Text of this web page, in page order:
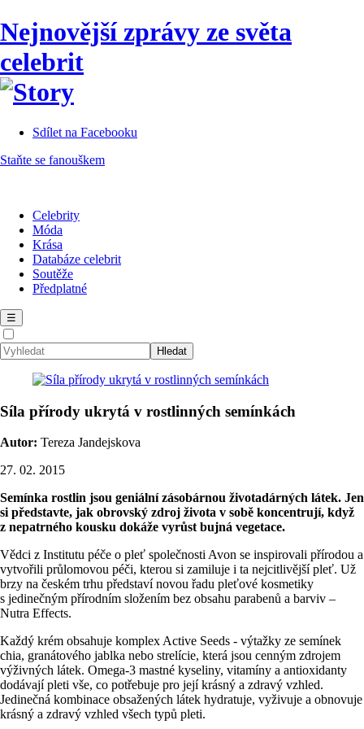
Nejnovější zprávy ze světa
celebrit
Sdílet na Facebooku
Staňte se fanouškem
Celebrity
Móda
Krása
Databáze celebrit
Soutěže
Předplatné
☰
Síla přírody ukrytá v rostlinných semínkách
Autor: Tereza Jandejskova
27. 02. 2015
Semínka rostlin jsou geniální zásobárnou životadárných látek. Jen
si představte, jak obrovský zdroj života v sobě koncentrují, když
z nepatrného kousku dokáže vyrůst bujná vegetace.
Vědci z Institutu péče o pleť společnosti Avon se inspirovali přírodou a
vytvořili průlomovou péči, kterou si zamiluje i ta nejcitlivější pleť. Už
brzy na českém trhu představí novou řadu pleťové kosmetiky
s jedinečným přírodním složením bez obsahu parabenů a barviv –
Nutra Effects.
Každý krém obsahuje komplex Active Seeds - výtažky ze semínek
chia, granátového jablka nebo strelície, která jsou cenným zdrojem
výživných látek. Omega-3 mastné kyseliny, vitamíny a antioxidanty
dodávají pleti vše, co potřebuje pro její krásný a zdravý vzhled.
Jedinečná kombinace obsažených látek hydratuje, vyživuje a obnovuje
krásný a zdravý vzhled všech typů pleti.